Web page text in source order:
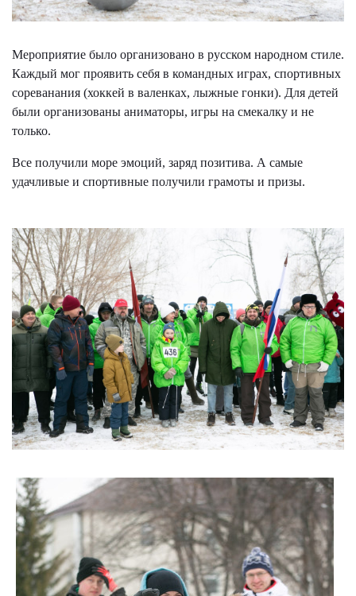
Мероприятие было организовано в русском народном стиле.
Каждый мог проявить себя в командных играх, спортивных
сореванания (хоккей в валенках, лыжные гонки). Для детей
были организованы аниматоры, игры на смекалку и не
только.
Все получили море эмоций, заряд позитива. А самые
удачливые и спортивные получили грамоты и призы.